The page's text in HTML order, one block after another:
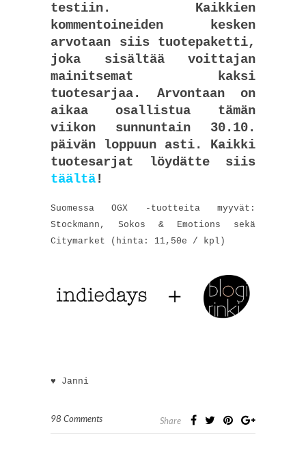
testiin. Kaikkien
kommentoineiden kesken
arvotaan siis tuotepaketti,
joka sisältää voittajan
mainitsemat kaksi
tuotesarjaa. Arvontaan on
aikaa osallistua tämän
viikon sunnuntain 30.10.
päivän loppuun asti. Kaikki
tuotesarjat löydätte siis
täältä!
Suomessa OGX -tuotteita myyvät:
Stockmann, Sokos & Emotions sekä
Citymarket (hinta: 11,50e / kpl)
♥ Janni
98 Comments Share